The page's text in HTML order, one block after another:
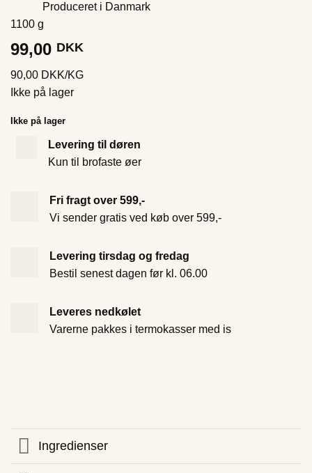
Produceret i Danmark
1100 g
99,00 DKK
90,00 DKK/KG
Ikke på lager
Ikke på lager
Levering til døren
Kun til brofaste øer
Fri fragt over 599,-
Vi sender gratis ved køb over 599,-
Levering tirsdag og fredag
Bestil senest dagen før kl. 06.00
Leveres nedkølet
Varerne pakkes i termokasser med is
Ingredienser